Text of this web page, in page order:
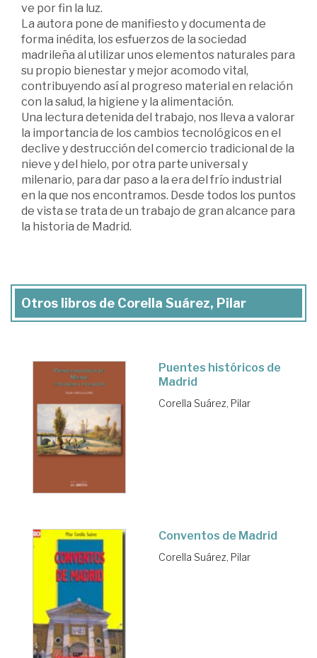
ve por fin la luz.
La autora pone de manifiesto y documenta de
forma inédita, los esfuerzos de la sociedad
madrileña al utilizar unos elementos naturales para
su propio bienestar y mejor acomodo vital,
contribuyendo así al progreso material en relación
con la salud, la higiene y la alimentación.
Una lectura detenida del trabajo, nos lleva a valorar
la importancia de los cambios tecnológicos en el
declive y destrucción del comercio tradicional de la
nieve y del hielo, por otra parte universal y
milenario, para dar paso a la era del frío industrial
en la que nos encontramos. Desde todos los puntos
de vista se trata de un trabajo de gran alcance para
la historia de Madrid.
Otros libros de Corella Suárez, Pilar
Puentes históricos de
Madrid
Corella Suárez, Pilar
Conventos de Madrid
Corella Suárez, Pilar